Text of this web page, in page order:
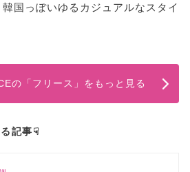
国っぽいゆるカジュアルなスタイ
の「フリース」をもっと見る
記事☟